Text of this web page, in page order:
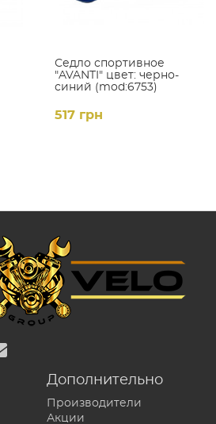
Седло спортивное
"AVANTI" цвет: черно-
синий (mod:6753)
517 грн
Дополнительно
Производители
Акции